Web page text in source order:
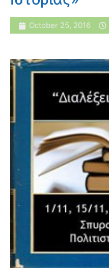
October 25, 2016